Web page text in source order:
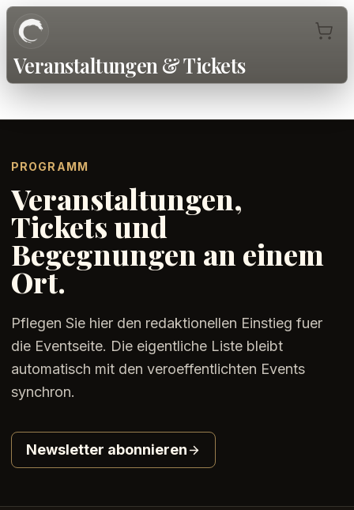
Veranstaltungen & Tickets
PROGRAMM
Veranstaltungen,
Tickets und
Begegnungen an einem
Ort.
Pflegen Sie hier den redaktionellen Einstieg fuer
die Eventseite. Die eigentliche Liste bleibt
automatisch mit den veroeffentlichten Events
synchron.
Newsletter abonnieren